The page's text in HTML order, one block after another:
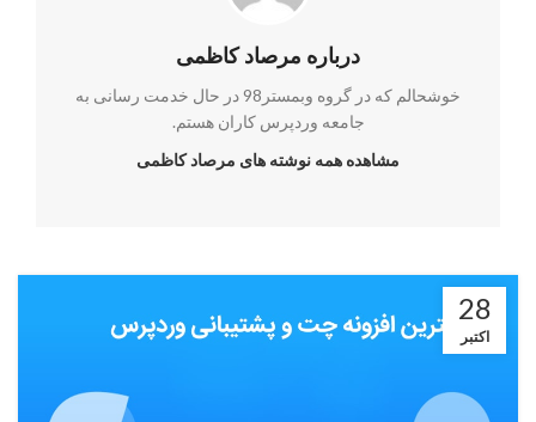
درباره مرصاد کاظمی
خوشحالم که در گروه وبمستر98 در حال خدمت رسانی به
جامعه وردپرس کاران هستم.
مشاهده همه نوشته های مرصاد کاظمی
28
اکتبر